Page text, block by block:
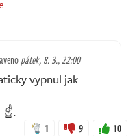
pátek, 8. 3., 22:00
vypnul jak
☝️.
1 9 10